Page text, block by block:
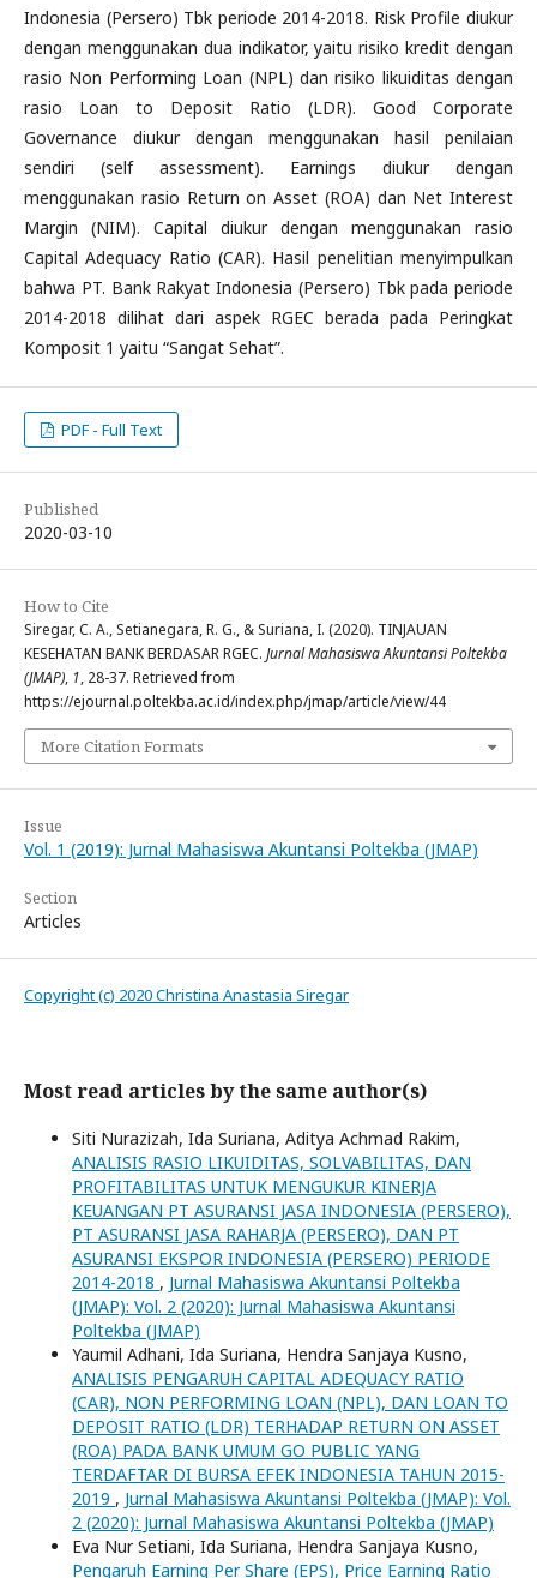
Indonesia (Persero) Tbk periode 2014-2018. Risk Profile diukur
dengan menggunakan dua indikator, yaitu risiko kredit dengan
rasio Non Performing Loan (NPL) dan risiko likuiditas dengan
rasio Loan to Deposit Ratio (LDR). Good Corporate
Governance diukur dengan menggunakan hasil penilaian
sendiri (self assessment). Earnings diukur dengan
menggunakan rasio Return on Asset (ROA) dan Net Interest
Margin (NIM). Capital diukur dengan menggunakan rasio
Capital Adequacy Ratio (CAR). Hasil penelitian menyimpulkan
bahwa PT. Bank Rakyat Indonesia (Persero) Tbk pada periode
2014-2018 dilihat dari aspek RGEC berada pada Peringkat
Komposit 1 yaitu “Sangat Sehat”.
PDF - Full Text
Published
2020-03-10
How to Cite
Siregar, C. A., Setianegara, R. G., & Suriana, I. (2020). TINJAUAN
KESEHATAN BANK BERDASAR RGEC. Jurnal Mahasiswa Akuntansi Poltekba
(JMAP), 1, 28-37. Retrieved from
https://ejournal.poltekba.ac.id/index.php/jmap/article/view/44
More Citation Formats
Issue
Vol. 1 (2019): Jurnal Mahasiswa Akuntansi Poltekba (JMAP)
Section
Articles
Copyright (c) 2020 Christina Anastasia Siregar
Most read articles by the same author(s)
Siti Nurazizah, Ida Suriana, Aditya Achmad Rakim,
ANALISIS RASIO LIKUIDITAS, SOLVABILITAS, DAN
PROFITABILITAS UNTUK MENGUKUR KINERJA
KEUANGAN PT ASURANSI JASA INDONESIA (PERSERO),
PT ASURANSI JASA RAHARJA (PERSERO), DAN PT
ASURANSI EKSPOR INDONESIA (PERSERO) PERIODE
2014-2018 , Jurnal Mahasiswa Akuntansi Poltekba
(JMAP): Vol. 2 (2020): Jurnal Mahasiswa Akuntansi
Poltekba (JMAP)
Yaumil Adhani, Ida Suriana, Hendra Sanjaya Kusno,
ANALISIS PENGARUH CAPITAL ADEQUACY RATIO
(CAR), NON PERFORMING LOAN (NPL), DAN LOAN TO
DEPOSIT RATIO (LDR) TERHADAP RETURN ON ASSET
(ROA) PADA BANK UMUM GO PUBLIC YANG
TERDAFTAR DI BURSA EFEK INDONESIA TAHUN 2015-
2019 , Jurnal Mahasiswa Akuntansi Poltekba (JMAP): Vol.
2 (2020): Jurnal Mahasiswa Akuntansi Poltekba (JMAP)
Eva Nur Setiani, Ida Suriana, Hendra Sanjaya Kusno,
Pengaruh Earning Per Share (EPS), Price Earning Ratio